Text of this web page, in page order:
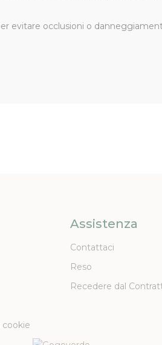
evitare occlusioni o
Assistenza
Contattaci
Reso
Recedere dal